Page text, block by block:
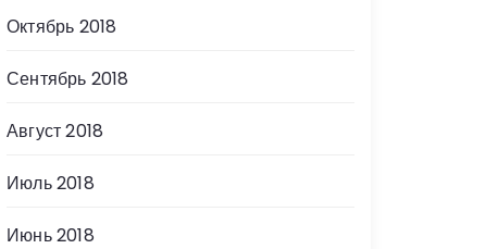
Октябрь 2018
Сентябрь 2018
Август 2018
Июль 2018
Июнь 2018